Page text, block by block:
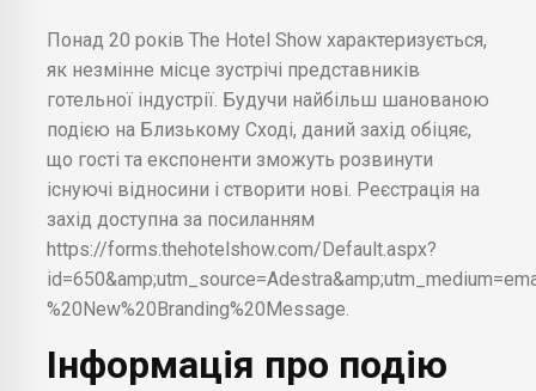
Понад 20 років The Hotel Show характеризується,
як незмінне місце зустрічі представників
готельної індустрії. Будучи найбільш шанованою
подією на Близькому Сході, даний захід обіцяє,
що гості та експоненти зможуть розвинути
існуючі відносини і створити нові. Реєстрація на
захід доступна за посиланням
https://forms.thehotelshow.com/Default.aspx?
%20New%20Branding%20Message.
Інформація про подію